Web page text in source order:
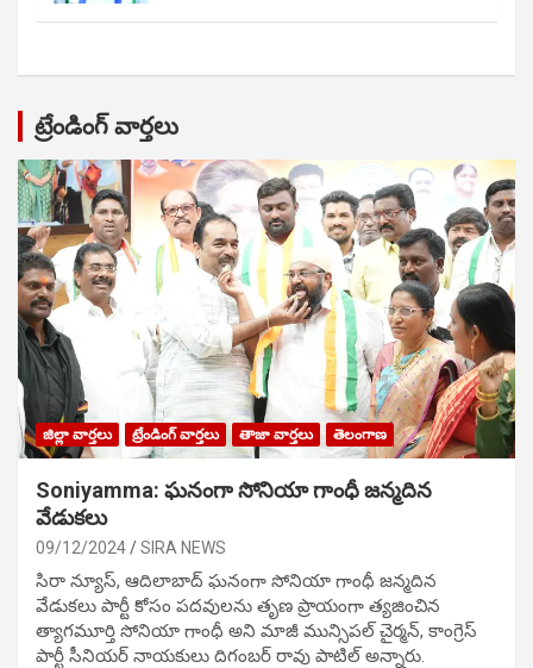
ట్రేండింగ్ వార్తలు
జిల్లా వార్తలు ట్రేండింగ్ వార్తలు తాజా వార్తలు తెలంగాణ
Soniyamma: ఘ‌నంగా సోనియా గాంధీ జ‌న్మ‌దిన
వేడుక‌లు
09/12/2024 SIRA NEWS
సిరా న్యూస్, ఆదిలాబాద్ ఘ‌నంగా సోనియా గాంధీ జ‌న్మ‌దిన
వేడుక‌లు పార్టీ కోసం ప‌ద‌వుల‌ను తృణ ప్రాయంగా త్య‌జించిన
త్యాగమూర్తి సోనియా గాంధీ అని మాజీ మున్సిప‌ల్ చైర్మ‌న్, కాంగ్రెస్
పార్టీ సీనియ‌ర్ నాయ‌కులు దిగంబ‌ర్ రావు పాటిల్ అన్నారు.